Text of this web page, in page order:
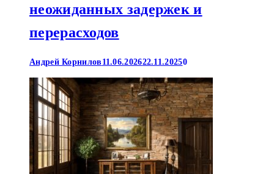
неожиданных задержек и
перерасходов
Андрей Корнилов 11.06.202622.11.20250